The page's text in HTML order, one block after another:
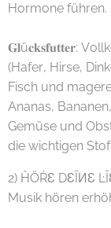
Hormone führen.
𝐆𝐥ü𝐜𝐤𝐬𝐟𝐮𝐭𝐭𝐞𝐫:
(Hafer, Hirse,
Fisch und
Ananas,
Gemüse und
die wichtigen
2) ĤÖŔƐ DƐĪИƐ
Musik hören